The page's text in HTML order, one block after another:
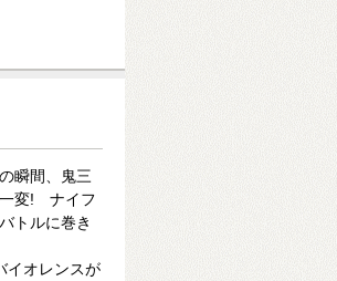
瞬間、鬼三
一変! ナイフ
トルに巻き
イオレンスが